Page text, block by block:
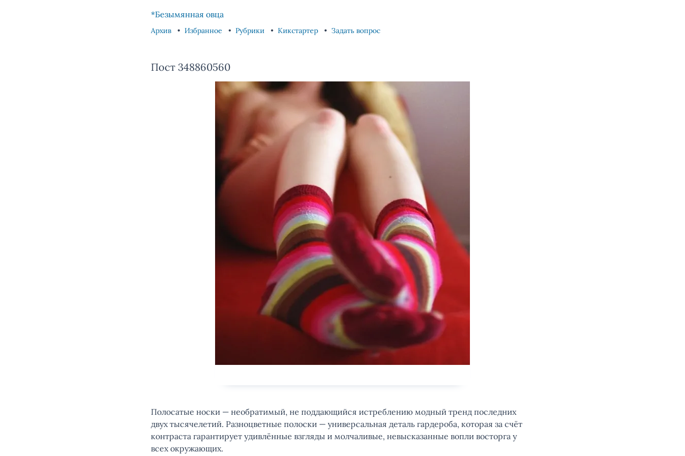
*Безымянная овца
Архив Избранное Рубрики Кикстартер Задать вопрос
Пост 348860560
Полосатые носки — необратимый, не поддающийся истреблению модный тренд последних
двух тысячелетий. Разноцветные полоски — универсальная деталь гардероба, которая за счёт
контраста гарантирует удивлённые взгляды и молчаливые, невысказанные вопли восторга у
всех окружающих.